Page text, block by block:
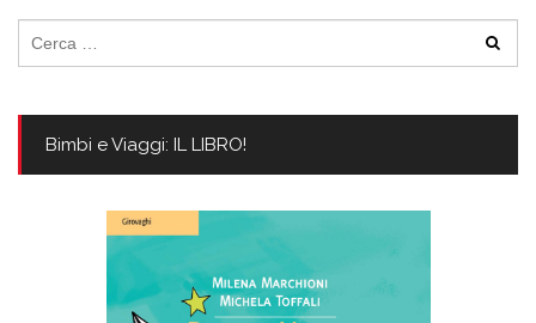
per:
Bimbi e Viaggi: IL LIBRO!